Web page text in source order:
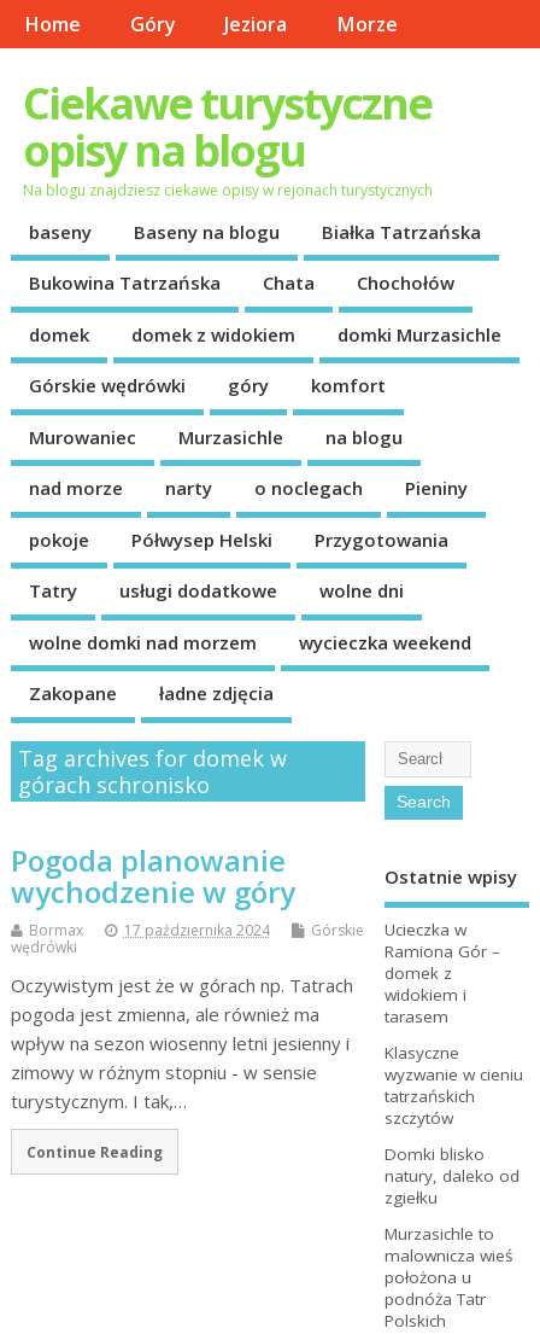
Home Góry Jeziora Morze
Ciekawe turystyczne
opisy na blogu
Na blogu znajdziesz ciekawe opisy w rejonach turystycznych
baseny Baseny na blogu Białka Tatrzańska
Bukowina Tatrzańska Chata Chochołów
domek domek z widokiem domki Murzasichle
Górskie wędrówki góry komfort
Murowaniec Murzasichle na blogu
nad morze narty o noclegach Pieniny
pokoje Półwysep Helski Przygotowania
Tatry usługi dodatkowe wolne dni
wolne domki nad morzem wycieczka weekend
Zakopane ładne zdjęcia
Tag archives for domek w
górach schronisko
Pogoda planowanie
wychodzenie w góry
Bormax 17 października 2024
Górskie
wędrówki
Oczywistym jest że w górach np. Tatrach
pogoda jest zmienna, ale również ma
wpływ na sezon wiosenny letni jesienny i
zimowy w różnym stopniu - w sensie
turystycznym. I tak,…
Continue Reading
Ostatnie wpisy
Ucieczka w
Ramiona Gór –
domek z
widokiem i
tarasem
Klasyczne
wyzwanie w cieniu
tatrzańskich
szczytów
Domki blisko
natury, daleko od
zgiełku
Murzasichle to
malownicza wieś
położona u
podnóża Tatr
Polskich